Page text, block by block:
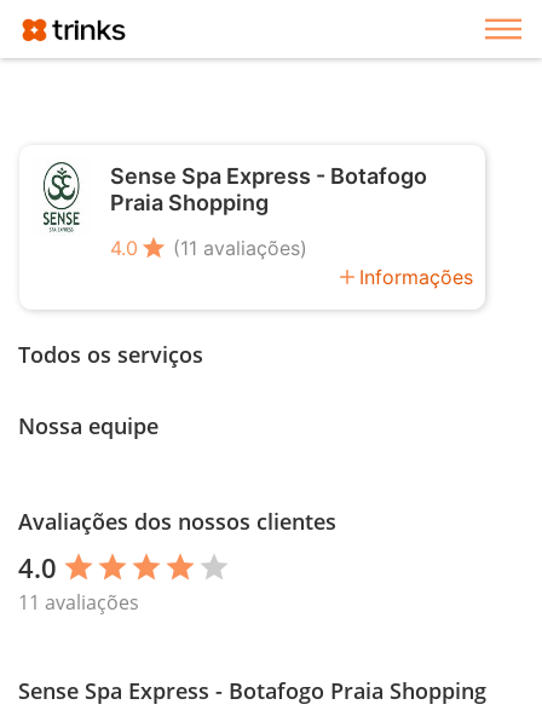
Sense Spa Express - Botafogo
Praia Shopping
4.0 star (11 avaliações)
add Informações
Todos os serviços
Nossa equipe
Avaliações dos nossos clientes
4.0 star star star star star
11 avaliações
Sense Spa Express - Botafogo Praia Shopping